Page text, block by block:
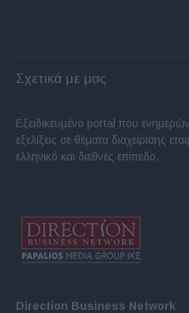
Σχετικά με μας
Εξειδικευμένο portal που
εξελίξεις σε θέματα διαχείρισης
ελληνικό και διεθνές επίπεδο.
Direction Business Network